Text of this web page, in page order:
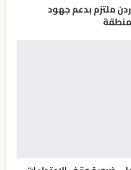
ملتزم بدعم جهود